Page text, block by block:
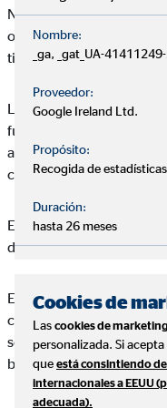
No existe la posibilidad
otro. Todo el mundo
tiene una percepción
La ponente abarcó el
futuro si vivimos en el
avanzar si siempre
capacidad de mirar hacia
El futuro no ha llegado,
dice y enfocarte en él
Es importante mirar
conseguir tus objetivos a
son los hábitos que no te
basándose en eso,
Nombre:
_ga, _gat_UA-
Proveedor:
Google Ireland Ltd.
Propósito:
Recogida de
Duración:
hasta 26 meses
Cookies de
Las cookies de marketing
personalizada. Si
que está consintiendo
internacionales a EEUU
adecuada).